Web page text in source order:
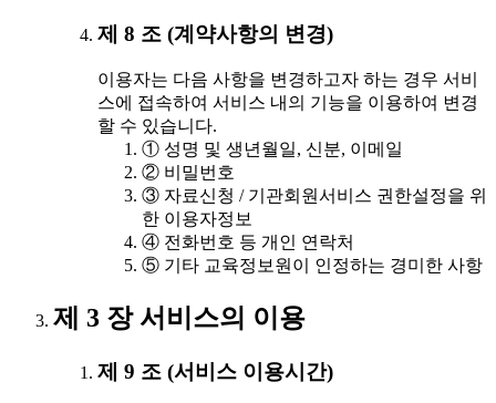
제 8 조 (계약사항의 변경)
이용자는 다음 사항을 변경하고자 하는 경우 서비
스에 접속하여 서비스 내의 기능을 이용하여 변경
할 수 있습니다.
① 성명 및 생년월일, 신분, 이메일
② 비밀번호
③ 자료신청 / 기관회원서비스 권한설정을 위
한 이용자정보
④ 전화번호 등 개인 연락처
⑤ 기타 교육정보원이 인정하는 경미한 사항
제 3 장 서비스의 이용
제 9 조 (서비스 이용시간)